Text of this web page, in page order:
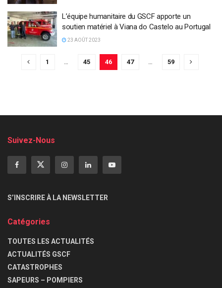
L’équipe humanitaire du GSCF apporte un
soutien matériel à Viana do Castelo au Portugal
23 AOÛT 2023
1 … 45 46 47 … 59
Suivez-Nous
S’INSCRIRE À LA NEWSLETTER
Catégories
TOUTES LES ACTUALITÉS
ACTUALITÉS GSCF
CATASTROPHES
SAPEURS – POMPIERS